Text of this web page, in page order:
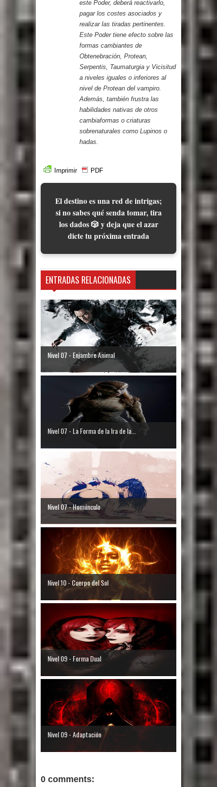
este Poder, deberá reactivarlo,
pagar los costes asociados y
realizar las tiradas pertinentes.
Este Poder tiene efecto sobre las
formas cambiantes de
Obtenebración, Protean,
Serpentis, Taumaturgia y Vicisitud
a niveles iguales o inferiores al
nivel de Protean del vampiro.
Además, también frustra las
habilidades nativas de otros
cambiaformas o criaturas
sobrenaturales como Lupinos o
hadas.
Imprimir PDF
El destino es una red de intrigas;
si no sabes qué senda tomar, tira
los dados 🎲 y deja que el azar
dicte tu próxima entrada
ENTRADAS RELACIONADAS
Nivel 07 - Enjambre Animal
Nivel 07 - La Forma de la Ira de la...
Nivel 07 - Homúnculo
Nivel 10 - Cuerpo del Sol
Nivel 09 - Forma Dual
Nivel 09 - Adaptación
0 comments: